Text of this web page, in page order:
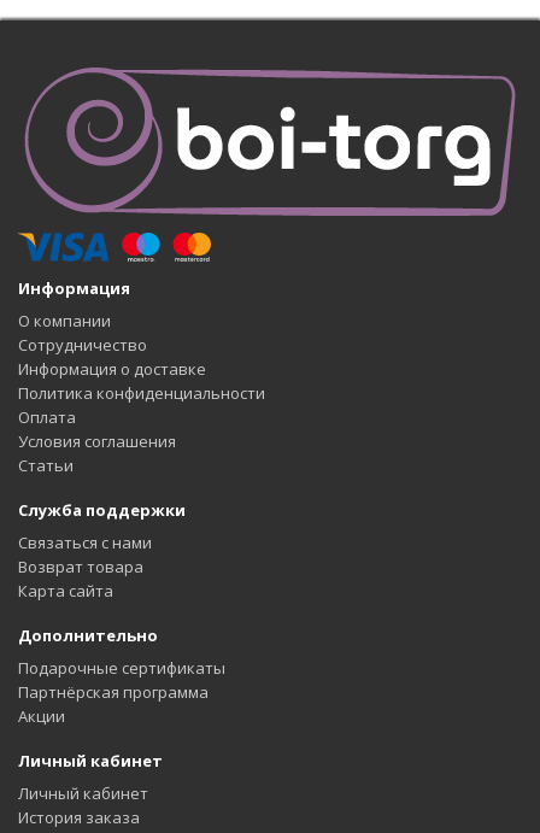
Информация
О компании
Сотрудничество
Информация о доставке
Политика конфиденциальности
Оплата
Условия соглашения
Статьи
Служба поддержки
Связаться с нами
Возврат товара
Карта сайта
Дополнительно
Подарочные сертификаты
Партнёрская программа
Акции
Личный кабинет
Личный кабинет
История заказа